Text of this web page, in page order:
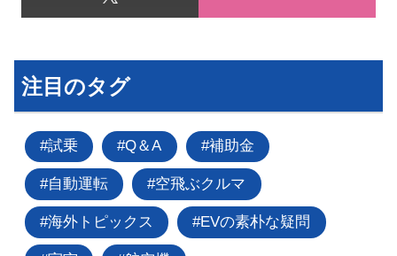
注目のタグ
試乗 Q＆A 補助金
自動運転 空飛ぶクルマ
海外トピックス EVの素朴な疑問